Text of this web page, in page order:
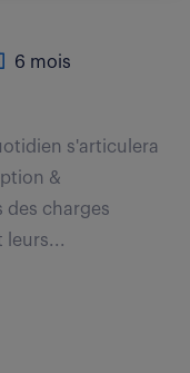
6 mois
s'articulera
&
des charges
leurs...